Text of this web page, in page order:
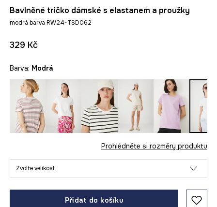
Bavlněné tričko dámské s elastanem a proužky
modrá barva RW24-TSD062
329 Kč
Barva: modrá
Prohlédněte si rozměry produktu
Zvolte velikost
Přidat do košíku